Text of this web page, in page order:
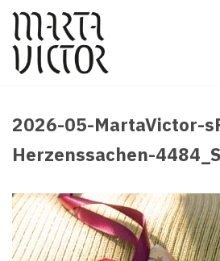
Zum
Inhalt
springen
2026-05-MartaVictor-
Herzenssachen-